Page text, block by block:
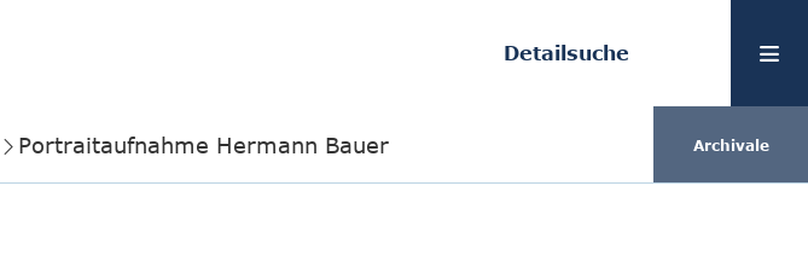
Detailsuche
Portraitaufnahme Hermann Bauer Archivale